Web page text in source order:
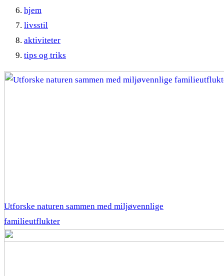
hjem
livsstil
aktiviteter
tips og triks
Utforske naturen sammen med miljøvennlige
familieutflukter